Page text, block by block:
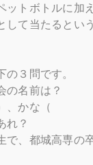
ットボトルに加
して当たるとい
３問です。
の名前は？
かな（
れ？
で、都城高専の